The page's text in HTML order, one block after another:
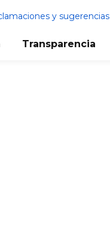
y sugerencias
Transparencia